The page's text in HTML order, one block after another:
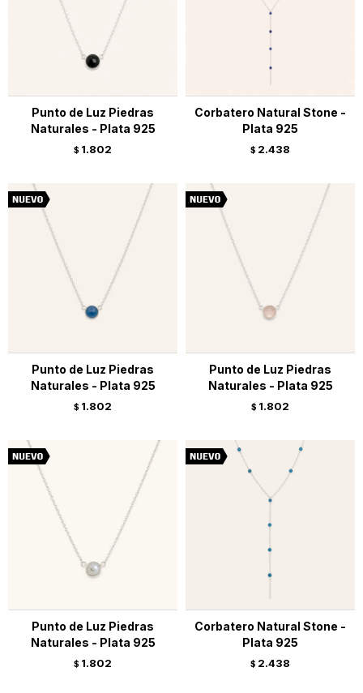
Punto de Luz Piedras
Naturales - Plata 925
$ 1.802
Corbatero Natural Stone -
Plata 925
$ 2.438
Punto de Luz Piedras
Naturales - Plata 925
$ 1.802
Punto de Luz Piedras
Naturales - Plata 925
$ 1.802
Punto de Luz Piedras
Naturales - Plata 925
$ 1.802
Corbatero Natural Stone -
Plata 925
$ 2.438